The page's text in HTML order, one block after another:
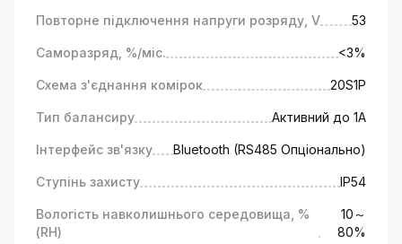
Повторне підключення напруги розряду, V 53
Саморазряд, %/міс. <3%
Схема з'єднання комірок 20S1P
Тип балансиру Активний до 1А
Інтерфейс зв'язку Bluetooth (RS485 Опціонально)
Ступінь захисту IP54
Вологість навколишнього середовища, %
(RH)
10～
80%